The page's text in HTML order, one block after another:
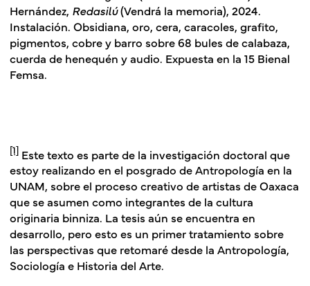
Hernández, Redasilú(Vendrá la memoria), 2024.
Instalación. Obsidiana, oro, cera, caracoles, grafito,
pigmentos, cobre y barro sobre 68 bules de calabaza,
cuerda de henequén y audio. Expuesta en la 15 Bienal
Femsa.
[1] Este texto es parte de la investigación doctoral que
estoy realizando en el posgrado de Antropología en la
UNAM, sobre el proceso creativo de artistas de Oaxaca
que se asumen como integrantes de la cultura
originaria binniza. La tesis aún se encuentra en
desarrollo, pero esto es un primer tratamiento sobre
las perspectivas que retomaré desde la Antropología,
Sociología e Historia del Arte.